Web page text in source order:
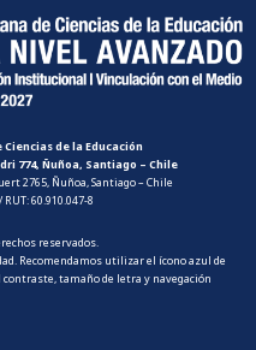
de la Educación
774, Ñuñoa, Santiago – Chile
2765, Ñuñoa, Santiago – Chile
60.910.047-8
reservados.
Recomendamos utilizar el ícono azul de
tamaño de letra y navegación